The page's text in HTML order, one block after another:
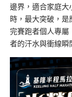
邊界，適合家庭大
時，最大突破，
完賽跑者個人專屬
者的汗水與衝線瞬